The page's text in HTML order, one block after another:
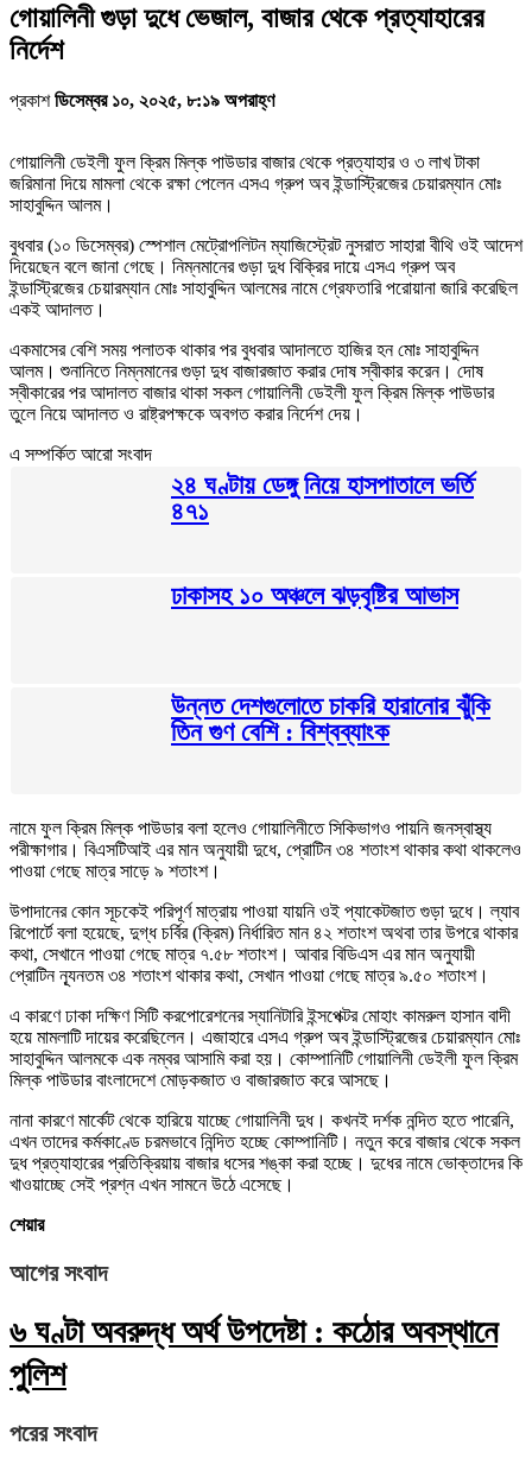
গোয়ালিনী গুড়া দুধে ভেজাল, বাজার থেকে প্রত্যাহারের
নির্দেশ
প্রকাশডিসেম্বর ১০, ২০২৫, ৮:১৯ অপরাহ্ণ
গোয়ালিনী ডেইলী ফুল ক্রিম মিল্ক পাউডার বাজার থেকে প্রত্যাহার ও ৩ লাখ টাকা
জরিমানা দিয়ে মামলা থেকে রক্ষা পেলেন এসএ গ্রুপ অব ইন্ডাস্ট্রিজের চেয়ারম্যান মোঃ
সাহাবুদ্দিন আলম।
বুধবার (১০ ডিসেম্বর) স্পেশাল মেট্রোপলিটন ম্যাজিস্ট্রেট নুসরাত সাহারা বীথি ওই আদেশ
দিয়েছেন বলে জানা গেছে। নিম্নমানের গুড়া দুধ বিক্রির দায়ে এসএ গ্রুপ অব
ইন্ডাস্ট্রিজের চেয়ারম্যান মোঃ সাহাবুদ্দিন আলমের নামে গ্রেফতারি পরোয়ানা জারি করেছিল
একই আদালত।
একমাসের বেশি সময় পলাতক থাকার পর বুধবার আদালতে হাজির হন মোঃ সাহাবুদ্দিন
আলম। শুনানিতে নিম্নমানের গুড়া দুধ বাজারজাত করার দোষ স্বীকার করেন। দোষ
স্বীকারের পর আদালত বাজার থাকা সকল গোয়ালিনী ডেইলী ফুল ক্রিম মিল্ক পাউডার
তুলে নিয়ে আদালত ও রাষ্ট্রপক্ষকে অবগত করার নির্দেশ দেয়।
এ সম্পর্কিত আরো সংবাদ
২৪ ঘণ্টায় ডেঙ্গু নিয়ে হাসপাতালে ভর্তি
৪৭১
ঢাকাসহ ১০ অঞ্চলে ঝড়বৃষ্টির আভাস
উন্নত দেশগুলোতে চাকরি হারানোর ঝুঁকি
তিন গুণ বেশি : বিশ্বব্যাংক
নামে ফুল ক্রিম মিল্ক পাউডার বলা হলেও গোয়ালিনীতে সিকিভাগও পায়নি জনস্বাস্থ্য
পরীক্ষাগার। বিএসটিআই এর মান অনুযায়ী দুধে, প্রোটিন ৩৪ শতাংশ থাকার কথা থাকলেও
পাওয়া গেছে মাত্র সাড়ে ৯ শতাংশ।
উপাদানের কোন সূচকেই পরিপূর্ণ মাত্রায় পাওয়া যায়নি ওই প্যাকেটজাত গুড়া দুধে। ল্যাব
রিপোর্টে বলা হয়েছে, দুগ্ধ চর্বির (ক্রিম) নির্ধারিত মান ৪২ শতাংশ অথবা তার উপরে থাকার
কথা, সেখানে পাওয়া গেছে মাত্র ৭.৫৮ শতাংশ। আবার বিডিএস এর মান অনুযায়ী
প্রোটিন ন্যূনতম ৩৪ শতাংশ থাকার কথা, সেখান পাওয়া গেছে মাত্র ৯.৫০ শতাংশ।
এ কারণে ঢাকা দক্ষিণ সিটি করপোরেশনের স্যানিটারি ইন্সপেক্টর মোহাং কামরুল হাসান বাদী
হয়ে মামলাটি দায়ের করেছিলেন। এজাহারে এসএ গ্রুপ অব ইন্ডাস্ট্রিজের চেয়ারম্যান মোঃ
সাহাবুদ্দিন আলমকে এক নম্বর আসামি করা হয়। কোম্পানিটি গোয়ালিনী ডেইলী ফুল ক্রিম
মিল্ক পাউডার বাংলাদেশে মোড়কজাত ও বাজারজাত করে আসছে।
নানা কারণে মার্কেট থেকে হারিয়ে যাচ্ছে গোয়ালিনী দুধ। কখনই দর্শক নন্দিত হতে পারেনি,
এখন তাদের কর্মকাণ্ডে চরমভাবে নিন্দিত হচ্ছে কোম্পানিটি। নতুন করে বাজার থেকে সকল
দুধ প্রত্যাহারের প্রতিক্রিয়ায় বাজার ধসের শঙ্কা করা হচ্ছে। দুধের নামে ভোক্তাদের কি
খাওয়াচ্ছে সেই প্রশ্ন এখন সামনে উঠে এসেছে।
শেয়ার
আগের সংবাদ
৬ ঘণ্টা অবরুদ্ধ অর্থ উপদেষ্টা : কঠোর অবস্থানে
পুলিশ
পরের সংবাদ